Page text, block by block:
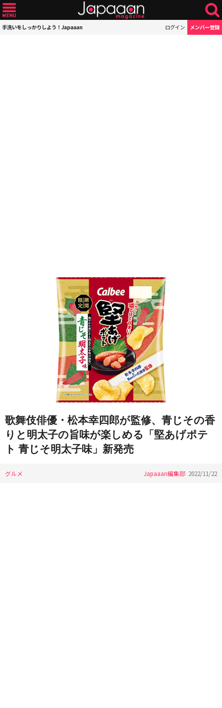
手洗いをしっかりしよう！Japaaan ログイン メンバー登録
歌舞伎俳優・松本幸四郎が監修、青じその香
りと明太子の旨味が楽しめる「堅あげポテ
ト 青じそ明太子味」新発売
グルメ Japaaan編集部 2022/11/22